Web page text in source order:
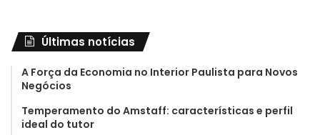
Últimas notícias
A Força da Economia no Interior Paulista para Novos
Negócios
Temperamento do Amstaff: características e perfil
ideal do tutor